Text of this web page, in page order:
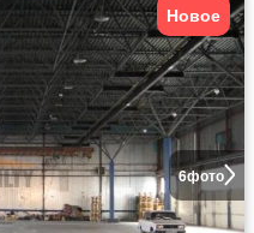
6фото
Новое